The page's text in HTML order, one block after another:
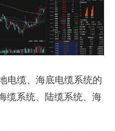
电缆、海底电缆系统的
缆系统、陆缆系统、海